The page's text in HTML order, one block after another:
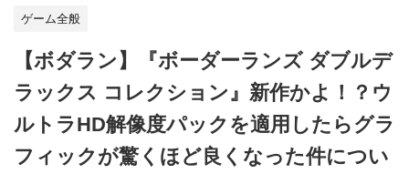
ゲーム全般
【ボダラン】『ボーダーランズ ダブルデ
ラックス コレクション』新作かよ！？ウ
ルトラHD解像度パックを適用したらグラ
フィックが驚くほど良くなった件につい